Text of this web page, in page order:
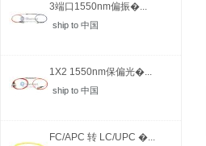
3端口1550nm偏振�...
ship to 中国
1X2 1550nm保偏光�...
ship to 中国
FC/APC 转 LC/UPC �...